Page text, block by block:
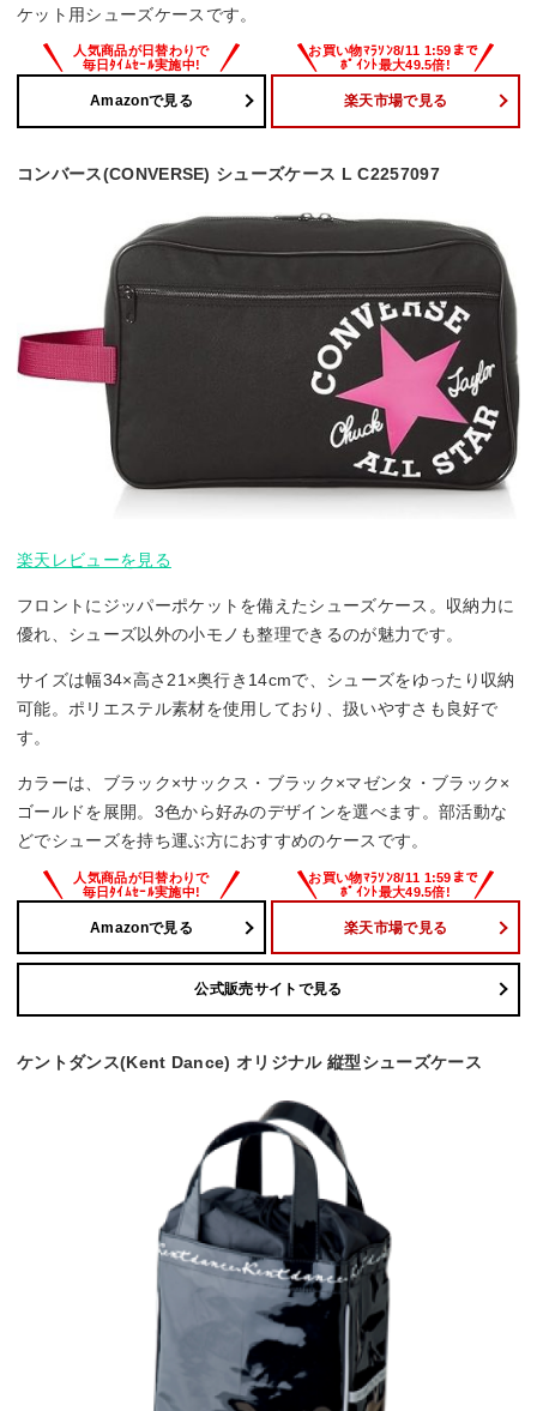
ケット用シューズケースです。
Amazonで見る 楽天市場で見る
コンバース(CONVERSE) シューズケース L C2257097
楽天レビューを見る
フロントにジッパーポケットを備えたシューズケース。収納力に
優れ、シューズ以外の小モノも整理できるのが魅力です。
サイズは幅34×高さ21×奥行き14cmで、シューズをゆったり収納
可能。ポリエステル素材を使用しており、扱いやすさも良好で
す。
カラーは、ブラック×サックス・ブラック×マゼンタ・ブラック×
ゴールドを展開。3色から好みのデザインを選べます。部活動な
どでシューズを持ち運ぶ方におすすめのケースです。
Amazonで見る 楽天市場で見る
公式販売サイトで見る
ケントダンス(Kent Dance) オリジナル 縦型シューズケース